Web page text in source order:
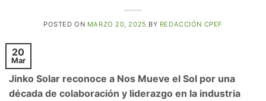
POSTED ON MARZO 20, 2025 BY REDACCIÓN CPEF
20
Mar
Jinko Solar reconoce a Nos Mueve el Sol por una
década de colaboración y liderazgo en la industria